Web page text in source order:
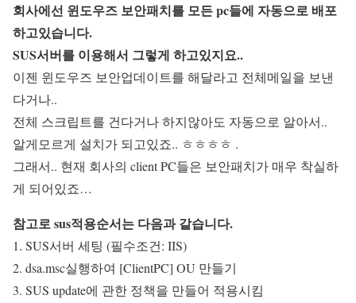
회사에선 윈도우즈 보안패치를 모든 pc들에 자동으로 배포
하고있습니다.
SUS서버를 이용해서 그렇게 하고있지요..
이젠 윈도우즈 보안업데이트를 해달라고 전체메일을 보낸
다거나..
전체 스크립트를 건다거나 하지않아도 자동으로 알아서..
알게모르게 설치가 되고있죠.. ㅎㅎㅎㅎ .
그래서.. 현재 회사의 client PC들은 보안패치가 매우 착실하
게 되어있죠…
참고로 sus적용순서는 다음과 같습니다.
1. SUS서버 세팅 (필수조건: IIS)
2. dsa.msc실행하여 [ClientPC] OU 만들기
3. SUS update에 관한 정책을 만들어 적용시킴